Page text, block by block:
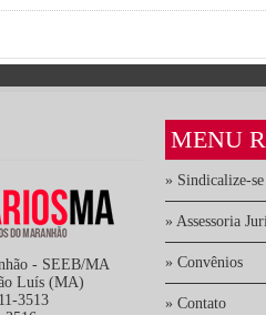
- SEEB/MA
Luís (MA)
3513
MENU
» Sindicalize-se
» Assessoria
» Convênios
» Contato